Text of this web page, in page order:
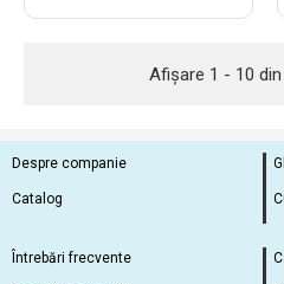
Afişare 1 - 10
Despre companie
Catalog
Întrebări frecvente